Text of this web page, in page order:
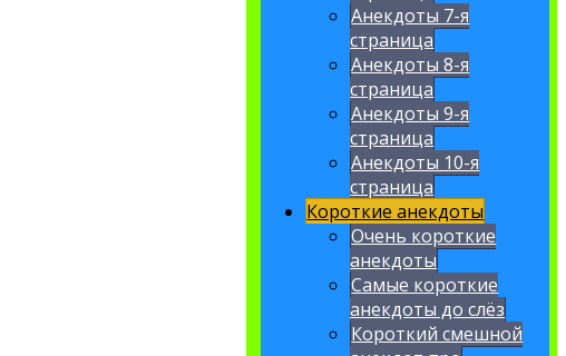
Анекдоты 7-я
страница
Анекдоты 8-я
страница
Анекдоты 9-я
страница
Анекдоты 10-я
страница
Короткие анекдоты
Очень короткие
анекдоты
Самые короткие
анекдоты до слёз
Короткий смешной